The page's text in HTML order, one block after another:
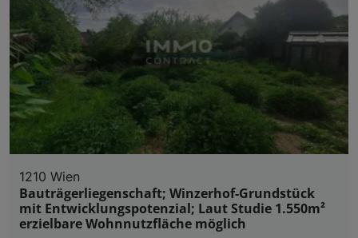
1210 Wien
Bauträgerliegenschaft; Winzerhof-Grundstück
mit Entwicklungspotenzial; Laut Studie 1.550m²
erzielbare Wohnnutzfläche möglich